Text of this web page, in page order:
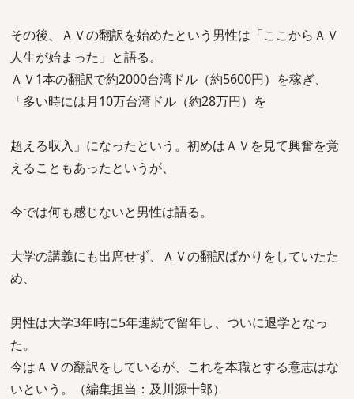
その後、ＡＶの翻訳を始めたという男性は「ここからＡＶ
人生が始まった」と語る。
ＡＶ1本の翻訳で約2000台湾ドル（約5600円）を稼ぎ、
「多い時には月10万台湾ドル（約28万円）を
超える収入」になったという。初めはＡＶを見て興奮を覚
えることもあったというが、
今では何も感じないと男性は語る。
大学の講義にも出席せず、ＡＶの翻訳ばかりをしていたた
め、
男性は大学3年時に5年連続で留年し、ついに退学となっ
た。
今はＡＶの翻訳をしているが、これを本職とする意志はな
いという。（編集担当：及川源十郎）